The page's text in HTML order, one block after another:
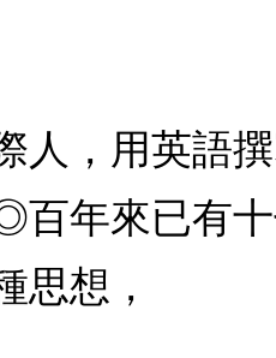
人，用英語
年來已有
思想，